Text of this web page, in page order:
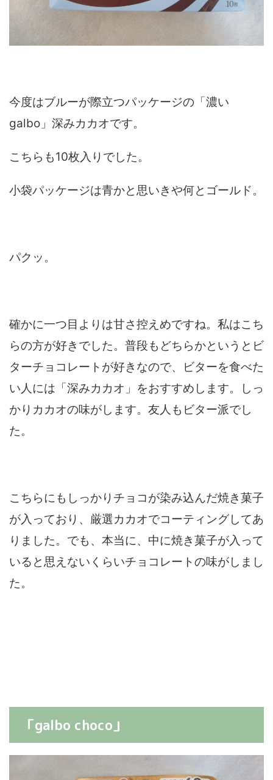
今度はブルーが際立つパッケージの「濃い
galbo」深みカカオです。
こちらも10枚入りでした。
小袋パッケージは青かと思いきや何とゴールド。
パクッ。
確かに一つ目よりは甘さ控えめですね。私はこち
らの方が好きでした。普段もどちらかというとビ
ターチョコレートが好きなので、ビターを食べた
い人には「深みカカオ」をおすすめします。しっ
かりカカオの味がします。友人もビター派でし
た。
こちらにもしっかりチョコが染み込んだ焼き菓子
が入っており、厳選カカオでコーティングしてあ
りました。でも、本当に、中に焼き菓子が入って
いると思えないくらいチョコレートの味がしまし
た。
「galbo choco」